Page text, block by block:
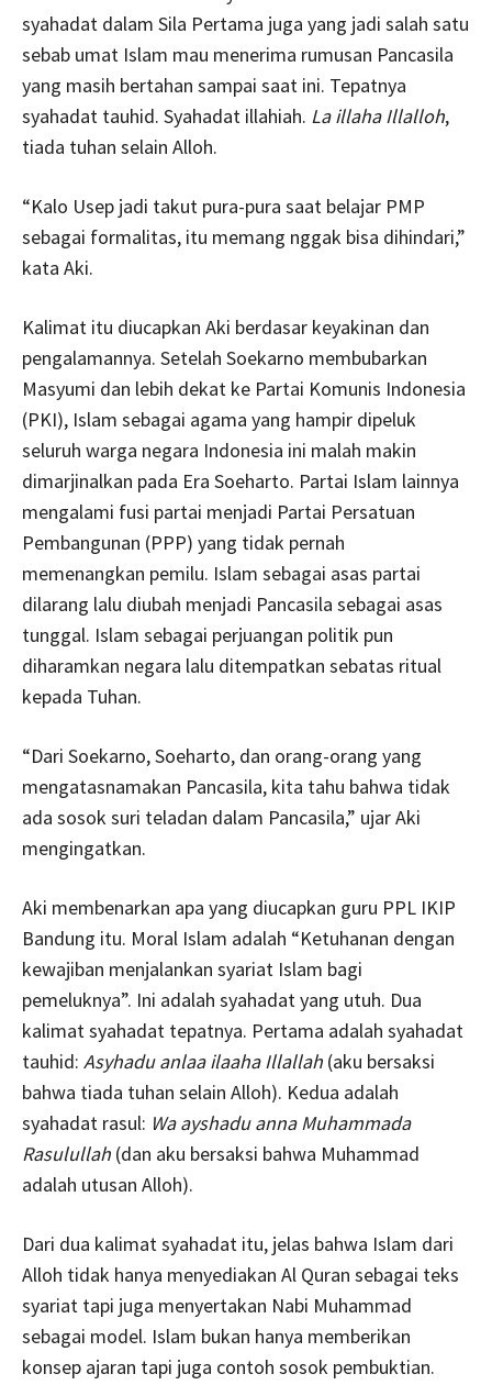
syahadat dalam Sila Pertama juga yang jadi salah satu
sebab umat Islam mau menerima rumusan Pancasila
yang masih bertahan sampai saat ini. Tepatnya
syahadat tauhid. Syahadat illahiah. La illaha Illalloh,
tiada tuhan selain Alloh.
“Kalo Usep jadi takut pura-pura saat belajar PMP
sebagai formalitas, itu memang nggak bisa dihindari,”
kata Aki.
Kalimat itu diucapkan Aki berdasar keyakinan dan
pengalamannya. Setelah Soekarno membubarkan
Masyumi dan lebih dekat ke Partai Komunis Indonesia
(PKI), Islam sebagai agama yang hampir dipeluk
seluruh warga negara Indonesia ini malah makin
dimarjinalkan pada Era Soeharto. Partai Islam lainnya
mengalami fusi partai menjadi Partai Persatuan
Pembangunan (PPP) yang tidak pernah
memenangkan pemilu. Islam sebagai asas partai
dilarang lalu diubah menjadi Pancasila sebagai asas
tunggal. Islam sebagai perjuangan politik pun
diharamkan negara lalu ditempatkan sebatas ritual
kepada Tuhan.
“Dari Soekarno, Soeharto, dan orang-orang yang
mengatasnamakan Pancasila, kita tahu bahwa tidak
ada sosok suri teladan dalam Pancasila,” ujar Aki
mengingatkan.
Aki membenarkan apa yang diucapkan guru PPL IKIP
Bandung itu. Moral Islam adalah “Ketuhanan dengan
kewajiban menjalankan syariat Islam bagi
pemeluknya”. Ini adalah syahadat yang utuh. Dua
kalimat syahadat tepatnya. Pertama adalah syahadat
tauhid: Asyhadu anlaa ilaaha Illallah (aku bersaksi
bahwa tiada tuhan selain Alloh). Kedua adalah
syahadat rasul: Wa ayshadu anna Muhammada
Rasulullah (dan aku bersaksi bahwa Muhammad
adalah utusan Alloh).
Dari dua kalimat syahadat itu, jelas bahwa Islam dari
Alloh tidak hanya menyediakan Al Quran sebagai teks
syariat tapi juga menyertakan Nabi Muhammad
sebagai model. Islam bukan hanya memberikan
konsep ajaran tapi juga contoh sosok pembuktian.